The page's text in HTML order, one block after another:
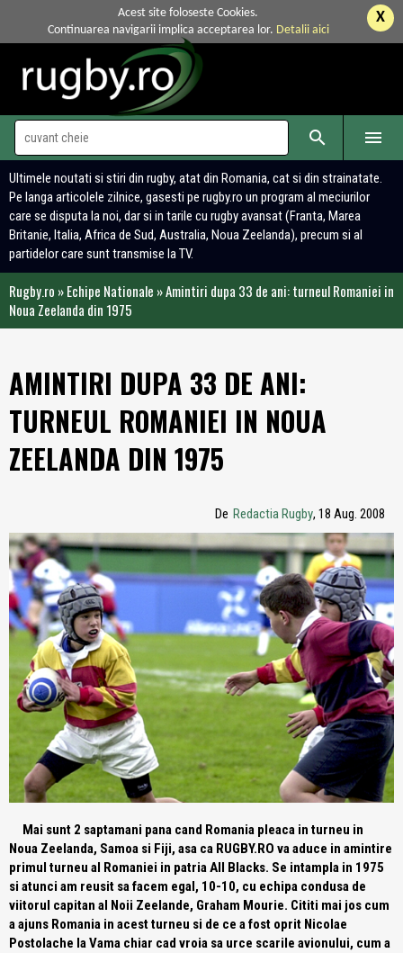
X
Acest site foloseste Cookies.
Continuarea navigarii implica acceptarea lor. Detalii aici
 
Ultimele noutati si stiri din rugby, atat din Romania, cat si din strainatate.
Pe langa articolele zilnice, gasesti pe rugby.ro un program al meciurilor
care se disputa la noi, dar si in tarile cu rugby avansat (Franta, Marea
Britanie, Italia, Africa de Sud, Australia, Noua Zeelanda), precum si al
partidelor care sunt transmise la TV.
Rugby.ro »Echipe Nationale »Amintiri dupa 33 de ani: turneul Romaniei in
Noua Zeelanda din 1975
AMINTIRI DUPA 33 DE ANI:
TURNEUL ROMANIEI IN NOUA
ZEELANDA DIN 1975
De Redactia Rugby, 18 Aug. 2008
Mai sunt 2 saptamani pana cand Romania pleaca in turneu in
Noua Zeelanda, Samoa si Fiji, asa ca RUGBY.RO va aduce in amintire
primul turneu al Romaniei in patria All Blacks. Se intampla in 1975
si atunci am reusit sa facem egal, 10-10, cu echipa condusa de
viitorul capitan al Noii Zeelande, Graham Mourie. Cititi mai jos cum
a ajuns Romania in acest turneu si de ce a fost oprit Nicolae
Postolache la Vama chiar cad vroia sa urce scarile avionului, cum a